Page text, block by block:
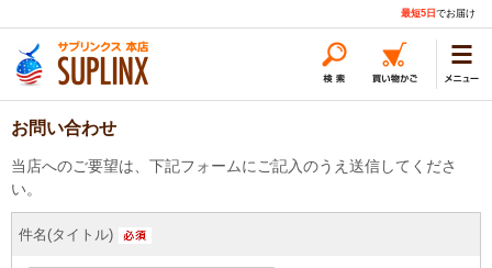
最短5日 でお届け
お問い合わせ
当店へのご要望は、下記フォームにご記入のうえ送信してくださ
い。
件名(タイトル)